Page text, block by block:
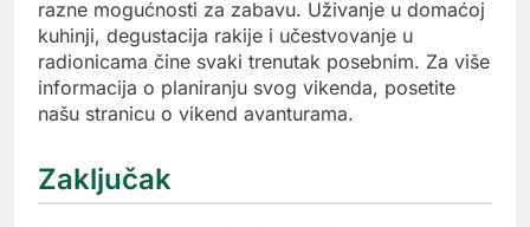
razne mogućnosti za zabavu. Uživanje u domaćoj
kuhinji, degustacija rakije i učestvovanje u
radionicama čine svaki trenutak posebnim. Za više
informacija o planiranju svog vikenda, posetite
našu stranicu o vikend avanturama.
Zaključak